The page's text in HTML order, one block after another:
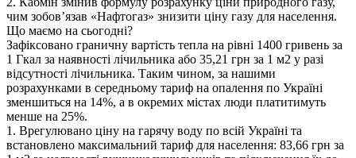
чим зобов’язав «Нафтогаз» знизити ціну газу для населення.
Що маємо на сьогодні?
Зафіксовано граничну вартість тепла на рівні 1400 гривень за
1 Гкал за наявності лічильника або 35,21 грн за 1 м2 у разі
відсутності лічильника. Таким чином, за нашими
розрахунками в середньому тариф на опалення по Україні
зменшиться на 14%, а в окремих містах люди платитимуть
менше на 25%.
1. Врегулювано ціну на гарячу воду по всій Україні та
встановлено максимальний тариф для населення: 83,66 грн за